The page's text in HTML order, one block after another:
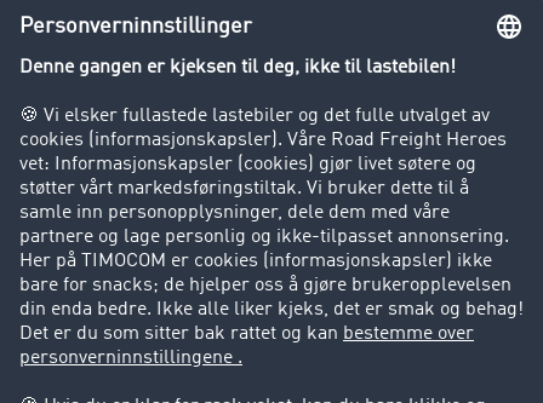
GDPR) og tjener til å forbedre brukervennligheten til
som helst.
14.4. Ibexa CDP by Raptor
Vi bruker Customer Data Platform (CDP) Raptor fra
Ibexa GmbH for sentral innsamling og administrasjon
av kundedata. Ibexa CDP gjør oss i stand til å analysere
og optimalisere markedsføringsstrategiene våre og
kundeservicen vår.
Følgende data behandles:
Kontaktinformasjon (f.eks. navn, e-postadresse,